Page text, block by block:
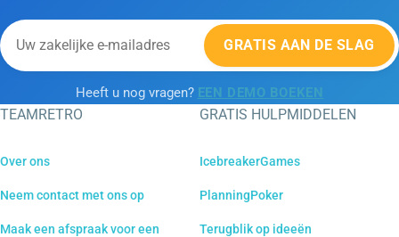
GRATIS AAN DE SLAG
Heeft u nog vragen? EEN DEMO BOEKEN
TEAMRETRO
Over ons
Neem contact met ons op
Maak een afspraak voor een
GRATIS HULPMIDDELEN
IcebreakerGames
PlanningPoker
Terugblik op ideeën